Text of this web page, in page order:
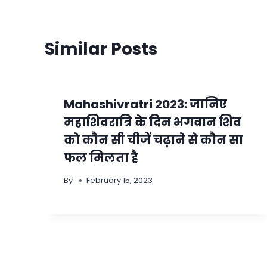
Similar Posts
Mahashivratri 2023: जानिए
महाशिवरात्रि के दिन भगवान शिव
को कौन सी चीजें चढ़ाने से कौन सा
फल मिलता है
By February 15, 2023